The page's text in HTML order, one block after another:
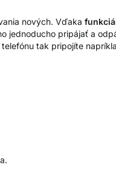
nových. Vďaka
jednoducho pripájať a
telefónu tak pripojíte